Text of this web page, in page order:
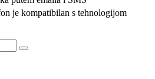
je kompatibilan s tehnologijom